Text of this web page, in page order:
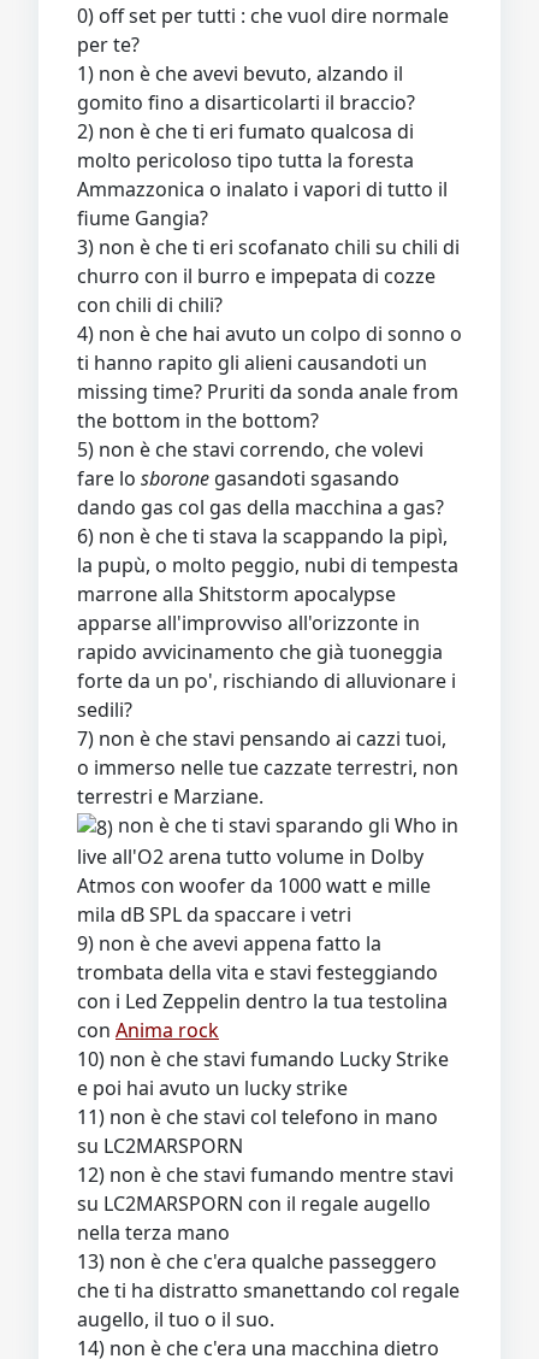
0) off set per tutti : che vuol dire normale
per te?
1) non è che avevi bevuto, alzando il
gomito fino a disarticolarti il braccio?
2) non è che ti eri fumato qualcosa di
molto pericoloso tipo tutta la foresta
Ammazzonica o inalato i vapori di tutto il
fiume Gangia?
3) non è che ti eri scofanato chili su chili di
churro con il burro e impepata di cozze
con chili di chili?
4) non è che hai avuto un colpo di sonno o
ti hanno rapito gli alieni causandoti un
missing time? Pruriti da sonda anale from
the bottom in the bottom?
5) non è che stavi correndo, che volevi
fare lo sborone gasandoti sgasando
dando gas col gas della macchina a gas?
6) non è che ti stava la scappando la pipì,
la pupù, o molto peggio, nubi di tempesta
marrone alla Shitstorm apocalypse
apparse all'improvviso all'orizzonte in
rapido avvicinamento che già tuoneggia
forte da un po', rischiando di alluvionare i
sedili?
7) non è che stavi pensando ai cazzi tuoi,
o immerso nelle tue cazzate terrestri, non
terrestri e Marziane.
non è che ti stavi sparando gli Who in
live all'O2 arena tutto volume in Dolby
Atmos con woofer da 1000 watt e mille
mila dB SPL da spaccare i vetri
9) non è che avevi appena fatto la
trombata della vita e stavi festeggiando
con i Led Zeppelin dentro la tua testolina
con Anima rock
10) non è che stavi fumando Lucky Strike
e poi hai avuto un lucky strike
11) non è che stavi col telefono in mano
su LC2MARSPORN
12) non è che stavi fumando mentre stavi
su LC2MARSPORN con il regale augello
nella terza mano
13) non è che c'era qualche passeggero
che ti ha distratto smanettando col regale
augello, il tuo o il suo.
14) non è che c'era una macchina dietro